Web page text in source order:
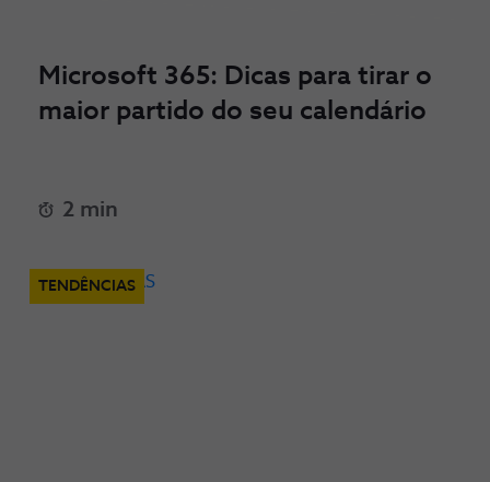
Microsoft 365: Dicas para tirar o
maior partido do seu calendário
2 min
TENDÊNCIAS